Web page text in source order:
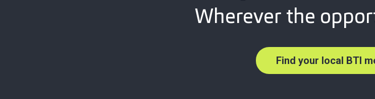
Wherever the
Find your local BTI